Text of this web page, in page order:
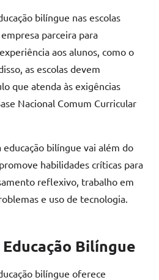
bilíngue nas escolas
parceira para
aos alunos, como o
as escolas devem
que atenda às exigências
Nacional Comum Curricular
bilíngue vai além do
habilidades críticas para
reflexivo, trabalho em
e uso de tecnologia.
Bilíngue
bilíngue oferece